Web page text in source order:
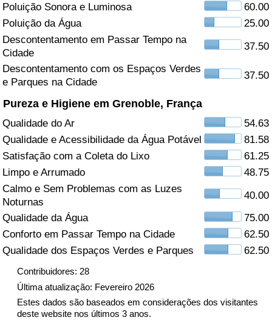
Poluição Sonora e Luminosa
60.00
Poluição da Água
25.00
Descontentamento em Passar Tempo na
Cidade
37.50
Descontentamento com os Espaços Verdes
e Parques na Cidade
37.50
Pureza e Higiene em Grenoble, França
Qualidade do Ar
54.63
Qualidade e Acessibilidade da Água Potável
81.58
Satisfação com a Coleta do Lixo
61.25
Limpo e Arrumado
48.75
Calmo e Sem Problemas com as Luzes
Noturnas
40.00
Qualidade da Água
75.00
Conforto em Passar Tempo na Cidade
62.50
Qualidade dos Espaços Verdes e Parques
62.50
Contribuidores: 28
Última atualização: Fevereiro 2026
Estes dados são baseados em considerações dos visitantes
deste website nos últimos 3 anos.
Indicador de Saúde (Atual)
Indicador de Saúde
Indicador de Saúde por País
Indicador de Poluição (Atual)
Índice de poluição
Indicador de Poluição por País
Trânsito
Indicador de Trânsito
Indicador de Trânsito (Atual)